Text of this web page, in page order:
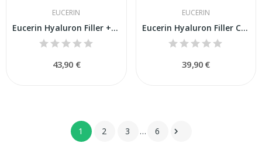
EUCERIN
Eucerin Hyaluron Filler + Elasticity Crema de...
43,90 €
EUCERIN
Eucerin Hyaluron Filler Crema de Noche 50ml
39,90 €
1 2 3 … 6 